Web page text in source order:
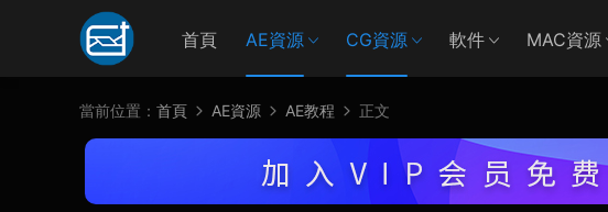
首頁 AE資源 CG資源 軟件 MAC資源
當前位置： 首頁 AE資源 AE教程 正文